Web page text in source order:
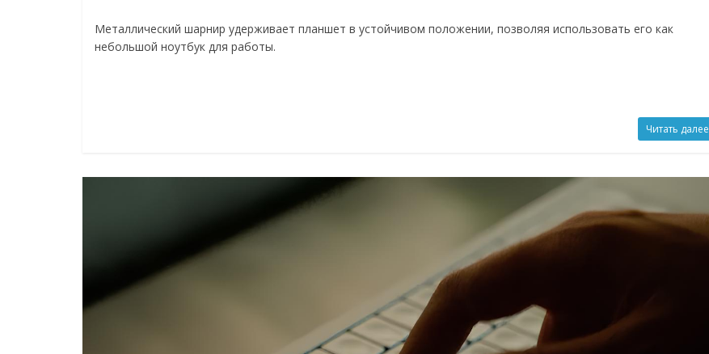
Металлический шарнир удерживает планшет в устойчивом положении, позволяя использовать его как
небольшой ноутбук для работы.
Читать далее